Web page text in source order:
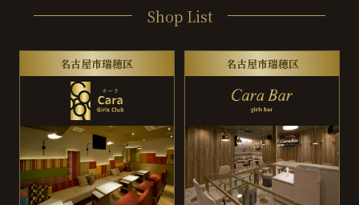
Shop List
名古屋市瑞穂区 名古屋市瑞穂区